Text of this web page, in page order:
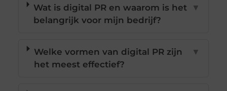
Wat is digital PR en waarom is het
belangrijk voor mijn bedrijf?
▼
Welke vormen van digital PR zijn
het meest effectief?
▼